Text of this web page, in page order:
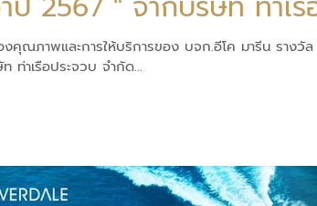
งคุณภาพและการให้บริการของ บจก.อีโค มารีน รางวัล
ท่าเรือประจวบ จำกัด...